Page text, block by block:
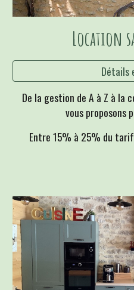
Location
De la gestion de A à Z à la
vous
Entre 15% à 25% du